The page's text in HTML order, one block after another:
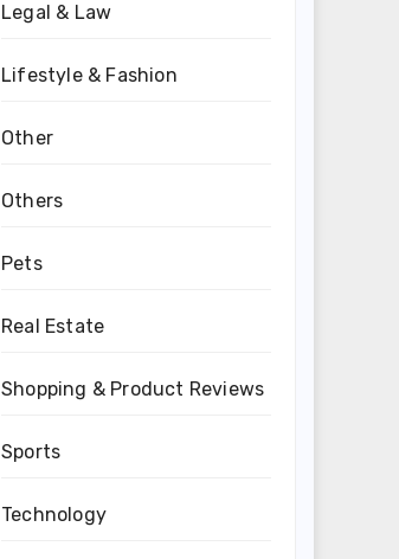
Legal & Law
Lifestyle & Fashion
Other
Others
Pets
Real Estate
Shopping & Product Reviews
Sports
Technology